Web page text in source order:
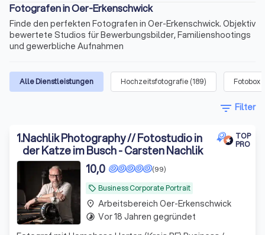
Fotografen in Oer-Erkenschwick
Finde den perfekten Fotografen in Oer-Erkenschwick. Objektiv
bewertete Studios für Bewerbungsbilder, Familienshootings
und gewerbliche Aufnahmen
Alle Dienstleistungen Hochzeitsfotografie (189) Fotobox
filter_list Filter
1.Nachlik Photography // Fotostudio in
der Katze im Busch - Carsten Nachlik
TOP
PRO
local_offer Business Corporate Portrait
(99)
10,0
place Arbeitsbereich Oer-Erkenschwick
timelapse Vor 18 Jahren gegründet